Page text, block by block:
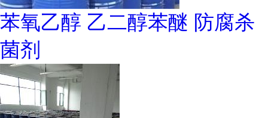
苯氧乙醇 乙二醇苯醚 防腐杀
菌剂